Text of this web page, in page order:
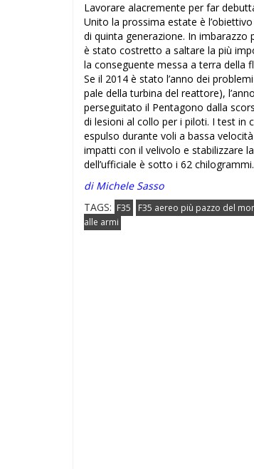
Lavorare alacremente per far
Unito la prossima estate è
di quinta generazione. In imbarazzo
è stato costretto a saltare la più
la conseguente messa a terra della
Se il 2014 è stato l’anno dei
pale della turbina del reattore),
perseguitato il Pentagono dalla
di lesioni al collo per i piloti. I test in
espulso durante voli a bassa
impatti con il velivolo e stabilizzare
dell’ufficiale è sotto i 62 chilogrammi.
di Michele Sasso
TAGS: F35 F35 aereo più pazzo del
alle armi